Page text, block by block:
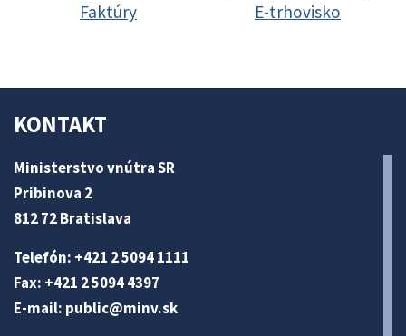
Faktúry E-trhovisko
KONTAKT
Ministerstvo vnútra SR
Pribinova 2
812 72 Bratislava
Telefón: +421 2 5094 1111
Fax: +421 2 5094 4397
E-mail: public@minv.sk